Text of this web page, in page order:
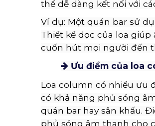
thể dễ dàng kết nối với
Ví dụ: Một quán bar sử
Thiết kế dọc của loa
cuốn hút mọi người đến
Ưu điểm của loa
Loa column có nhiều ưu
có khả năng phủ sóng
quán bar hay sân khấu.
phủ sóng âm thanh cho